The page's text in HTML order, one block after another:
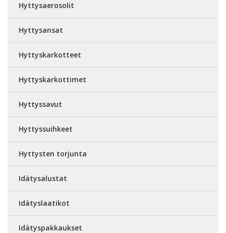
Hyttysaerosolit
Hyttysansat
Hyttyskarkotteet
Hyttyskarkottimet
Hyttyssavut
Hyttyssuihkeet
Hyttysten torjunta
Idätysalustat
Idätyslaatikot
Idätyspakkaukset